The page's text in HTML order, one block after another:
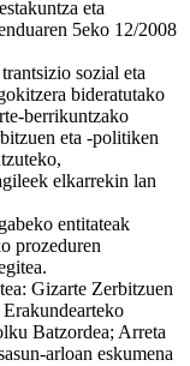
eta
5eko 12/2008
sozial eta
bideratutako
berrikuntzako
eta -politiken
elkarrekin lan
entitateak
prozeduren
Gizarte Zerbitzuen
Batzordea; Arreta
arloan eskumena